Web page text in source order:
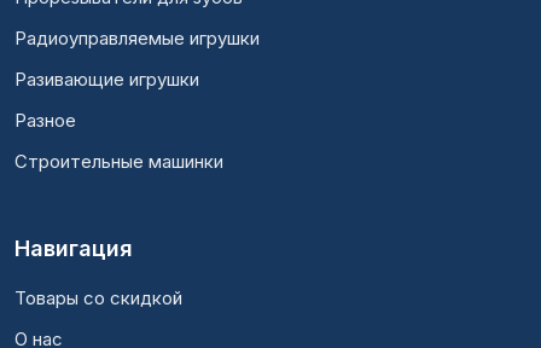
Радиоуправляемые игрушки
Разивающие игрушки
Разное
Строительные машинки
Навигация
Товары со скидкой
О нас